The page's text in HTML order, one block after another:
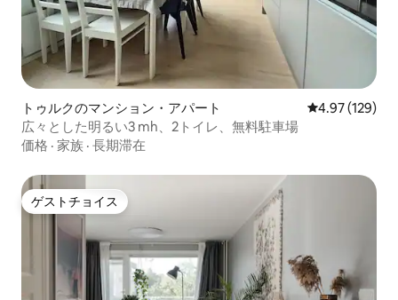
トゥルクのマンション・アパート レビュー129
4.97 (129)
広々とした明るい3 mh、2トイレ、無料駐車場
価格 · 家族 · 長期滞在
ゲストチョイス
ゲストチョイス